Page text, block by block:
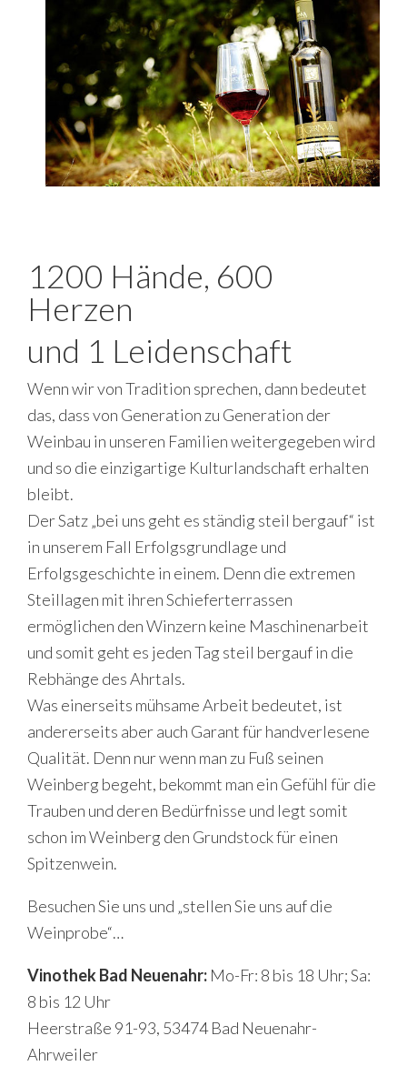
1200 Hände, 600
Herzen
und 1 Leidenschaft
Wenn wir von Tradition sprechen, dann bedeutet
das, dass von Generation zu Generation der
Weinbau in unseren Familien weitergegeben wird
und so die einzigartige Kulturlandschaft erhalten
bleibt.
Der Satz „bei uns geht es ständig steil bergauf“ ist
in unserem Fall Erfolgsgrundlage und
Erfolgsgeschichte in einem. Denn die extremen
Steillagen mit ihren Schieferterrassen
ermöglichen den Winzern keine Maschinenarbeit
und somit geht es jeden Tag steil bergauf in die
Rebhänge des Ahrtals.
Was einerseits mühsame Arbeit bedeutet, ist
andererseits aber auch Garant für handverlesene
Qualität. Denn nur wenn man zu Fuß seinen
Weinberg begeht, bekommt man ein Gefühl für die
Trauben und deren Bedürfnisse und legt somit
schon im Weinberg den Grundstock für einen
Spitzenwein.
Besuchen Sie uns und „stellen Sie uns auf die
Weinprobe“…
Vinothek Bad Neuenahr: Mo-Fr: 8 bis 18 Uhr; Sa:
8 bis 12 Uhr
Heerstraße 91-93, 53474 Bad Neuenahr-
Ahrweiler